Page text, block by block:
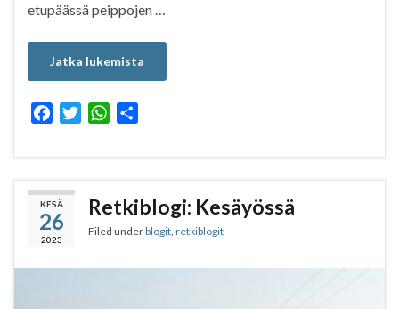
etupäässä peippojen …
Jatka lukemista
c
e
b
o
o
i
t
W
a
t
A
a
r
e
KESÄ
26
2023
Retkiblogi: Kesäyössä
Filed underblogit, retkiblogit